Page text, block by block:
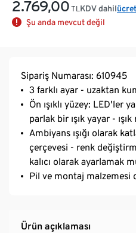
2.769,00 TL KDV dahil
Şu anda mevcut değil
Sipariş Numarası: 610945
3 farklı ayar - uzaktan
Ön ışıklı yüzey: LED'ler
parlak bir ışık yayar -
Ambiyans ışığı olarak
çerçevesi - renk
kalıcı olarak ayarlamak
Pil ve montaj malzemesi
Ürün açıklaması